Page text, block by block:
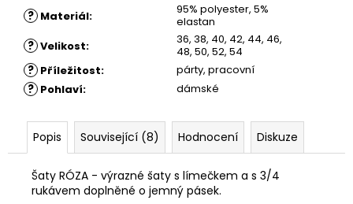
? Materiál:
95% polyester, 5%
elastan
? Velikost:
36, 38, 40, 42, 44, 46,
48, 50, 52, 54
? Příležitost: párty, pracovní
? Pohlaví: dámské
Popis Související (8) Hodnocení Diskuze
Šaty RÓZA - výrazné šaty s límečkem a s 3/4
rukávem doplněné o jemný pásek.